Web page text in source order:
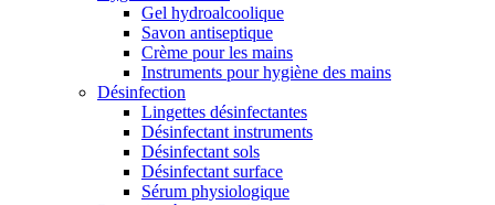
Gel hydroalcoolique
Savon antiseptique
Crème pour les mains
Instruments pour hygiène des mains
Désinfection
Lingettes désinfectantes
Désinfectant instruments
Désinfectant sols
Désinfectant surface
Sérum physiologique